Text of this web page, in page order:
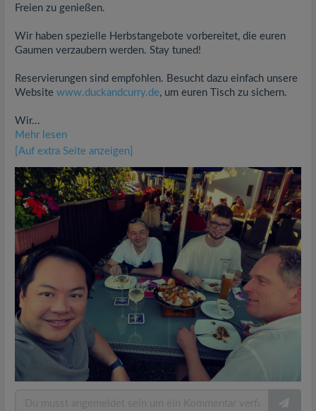
Freien zu genießen.
Wir haben spezielle Herbstangebote vorbereitet, die euren
Gaumen verzaubern werden. Stay tuned!
Reservierungen sind empfohlen. Besucht dazu einfach unsere
Website www.duckandcurry.de, um euren Tisch zu sichern.
Wir...
Mehr lesen
[Auf extra Seite anzeigen]